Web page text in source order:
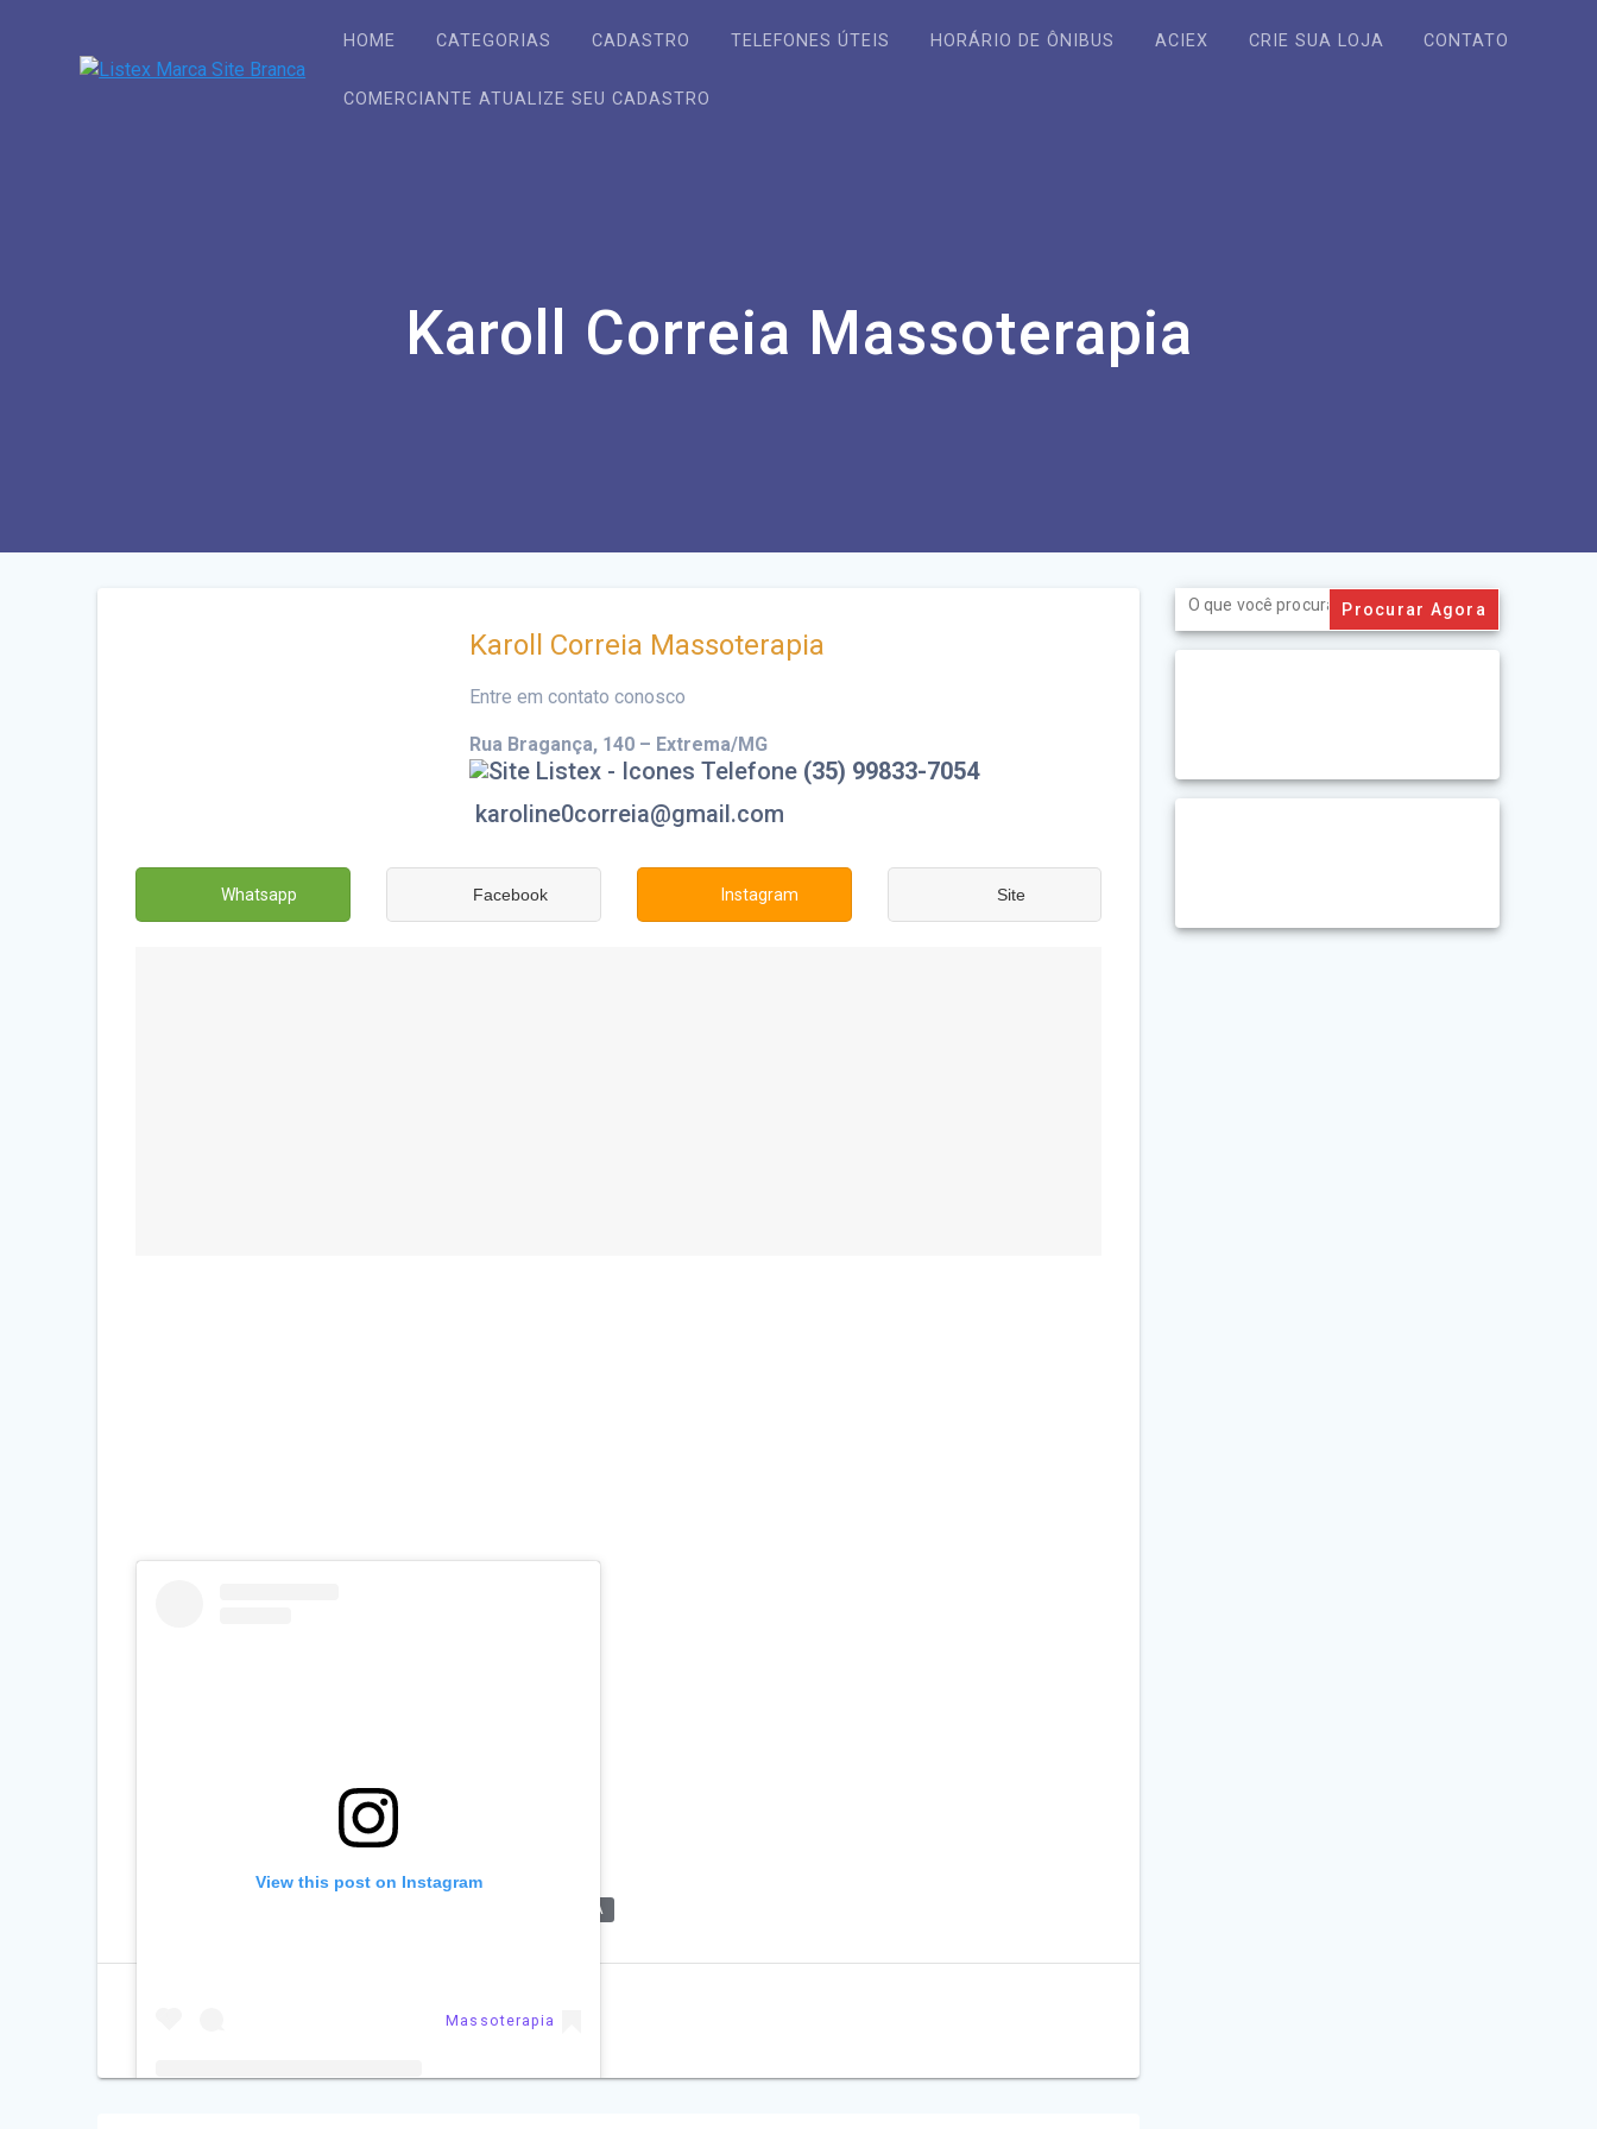
HOME CATEGORIAS CADASTRO TELEFONES ÚTEIS HORÁRIO DE ÔNIBUS ACIEX CRIE SUA LOJA CONTATO
COMERCIANTE ATUALIZE SEU CADASTRO
Karoll Correia Massoterapia
Karoll Correia Massoterapia
Entre em contato conosco
Rua Bragança, 140 – Extrema/MG
(35) 99833-7054
karoline0correia@gmail.com
Whatsapp Facebook Instagram Site
View this post on Instagram
MASSOTERAPEUTA
Massoterapia
Search
for: